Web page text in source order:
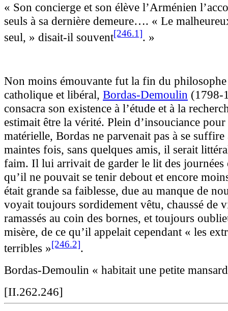
« Son concierge et son élève l’Arménien
seuls à sa dernière demeure…. « Le
seul, » disait-il souvent[246.1]. »
Non moins émouvante fut la fin du philosophe
catholique et libéral, Bordas-Demoulin (1798-
consacra son existence à l’étude et à la
estimait être la vérité. Plein d’insouciance
matérielle, Bordas ne parvenait pas à se
maintes fois, sans quelques amis, il serait
faim. Il lui arrivait de garder le lit des journées
qu’il ne pouvait se tenir debout et encore
était grande sa faiblesse, due au manque de
voyait toujours sordidement vêtu, chaussé de
ramassés au coin des bornes, et toujours
misère, de ce qu’il appelait cependant « les
terribles »[246.2].
Bordas-Demoulin « habitait une petite
[II.262.246]